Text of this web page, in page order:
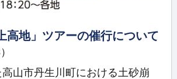
高地」ツアーの催行について
山市丹生川町における土砂崩